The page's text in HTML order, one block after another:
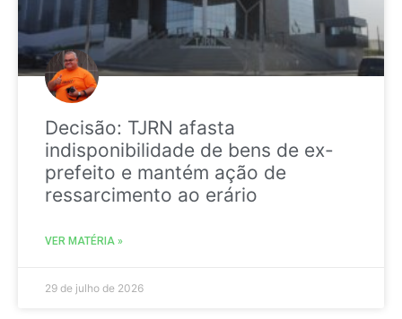
Decisão: TJRN afasta
indisponibilidade de bens de ex-
prefeito e mantém ação de
ressarcimento ao erário
VER MATÉRIA »
29 de julho de 2026